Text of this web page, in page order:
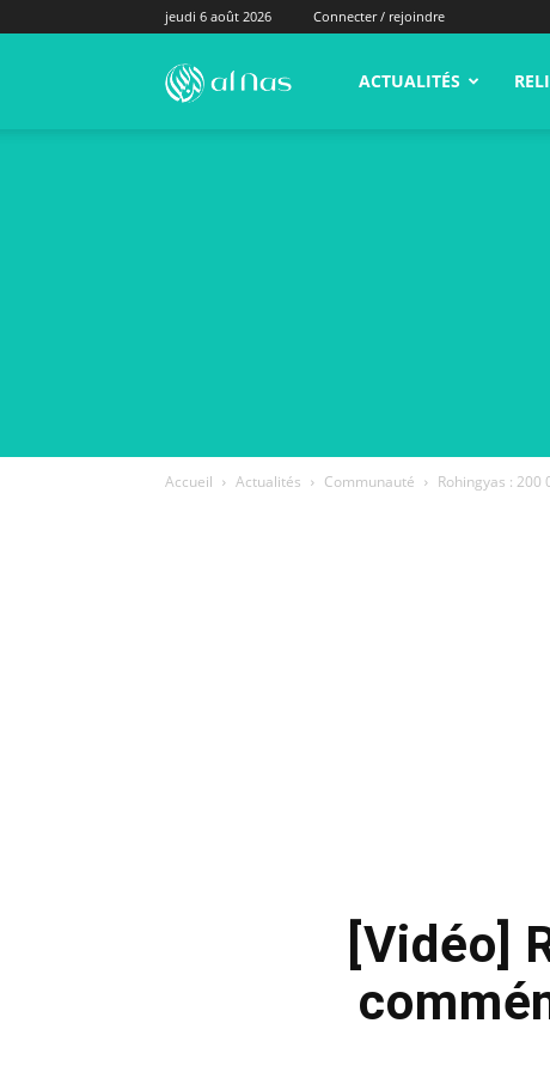
jeudi 6 août 2026 Connecter / rejoindre
alNas.fr ACTUALITÉS
Accueil Actualités Communauté Rohingyas : 200
[Vidéo]